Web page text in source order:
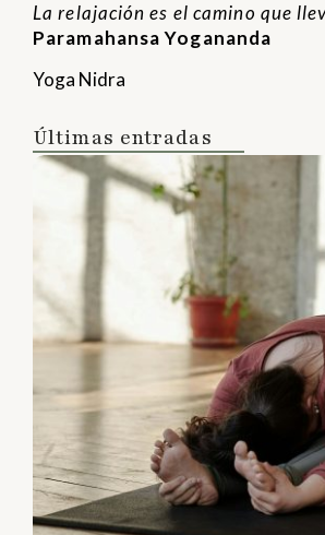
La relajación es el camino que
Paramahansa Yogananda
Yoga Nidra
Últimas entradas